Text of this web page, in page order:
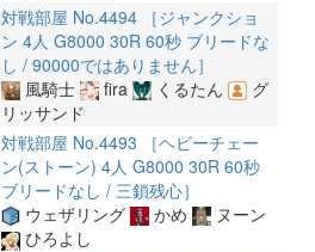
対戦部屋 No.4494 ［ジャンクショ
ン 4人 G8000 30R 60秒 ブリードな
し / 90000ではありません］
風騎士
fira くるたん
グ
リッサンド
対戦部屋 No.4493 ［ヘビーチェー
ン(ストーン) 4人 G8000 30R 60秒
ブリードなし / 三鎖残心］
ウェザリング
かめ
ヌーン
ひろよし